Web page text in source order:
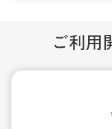
ご利用